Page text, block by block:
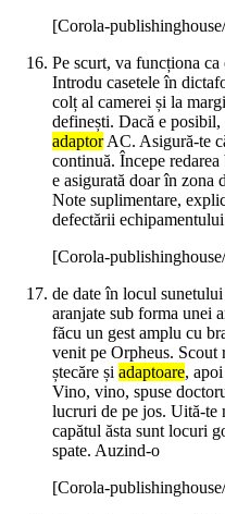
[Corola-
Pe scurt, va funcționa
Introdu casetele în
colț al camerei și la
definești. Dacă e
adaptorAC. Asigură-te
continuă. Începe
e asigurată doar în zona
Note suplimentare,
defectării
[Corola-
de date în locul
aranjate sub forma unei
făcu un gest amplu cu
venit pe Orpheus.
ștecăre și adaptoare,
Vino, vino, spuse
lucruri de pe jos. Uită-
capătul ăsta sunt locuri
spate. Auzind-o
[Corola-